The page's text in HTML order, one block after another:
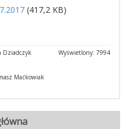
(417,2 KB)
Wyświetlony: 7994
Dziadczyk
Maćkowiak